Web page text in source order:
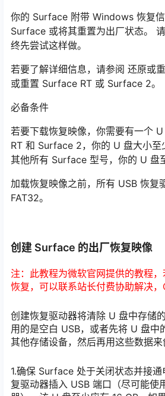
你的 Surface 附带 Windows 恢复
Surface 或将其重置为出厂状态。
终先尝试这样做。
若要了解详细信息，请参阅 还原或
或重置 Surface RT 或 Surface 2。
必备条件
若要下载恢复映像，你需要有一个
RT 和 Surface 2，你的 U 盘大小至
其他所有 Surface 型号，你的 U 盘
加载恢复映像之前，所有 USB 恢复
FAT32。
创建 Surface 的出厂恢复映像
注：此教程为微软官网提供的教程
恢复，可以联系站长付费协助解决
创建恢复驱动器将清除 U 盘中存储
用的是空白 USB，或者先将 U 盘中
其他存储设备，然后再用这些数据来
1.确保 Surface 处于关闭状态并接
复驱动器插入 USB 端口（尽可能使